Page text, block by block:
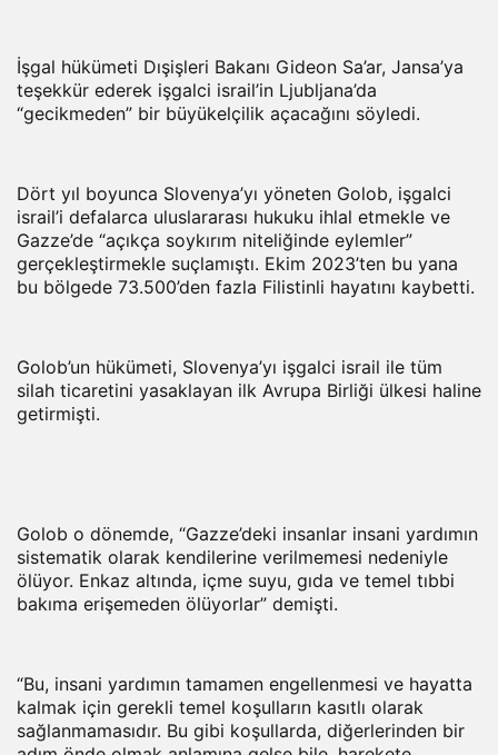
İşgal hükümeti Dışişleri Bakanı Gideon Sa’ar, Jansa’ya
teşekkür ederek işgalci israil’in Ljubljana’da
“gecikmeden” bir büyükelçilik açacağını söyledi.
Dört yıl boyunca Slovenya’yı yöneten Golob, işgalci
israil’i defalarca uluslararası hukuku ihlal etmekle ve
Gazze’de “açıkça soykırım niteliğinde eylemler”
gerçekleştirmekle suçlamıştı. Ekim 2023’ten bu yana
bu bölgede 73.500’den fazla Filistinli hayatını kaybetti.
Golob’un hükümeti, Slovenya’yı işgalci israil ile tüm
silah ticaretini yasaklayan ilk Avrupa Birliği ülkesi haline
getirmişti.
Golob o dönemde, “Gazze’deki insanlar insani yardımın
sistematik olarak kendilerine verilmemesi nedeniyle
ölüyor. Enkaz altında, içme suyu, gıda ve temel tıbbi
bakıma erişemeden ölüyorlar” demişti.
“Bu, insani yardımın tamamen engellenmesi ve hayatta
kalmak için gerekli temel koşulların kasıtlı olarak
sağlanmamasıdır. Bu gibi koşullarda, diğerlerinden bir